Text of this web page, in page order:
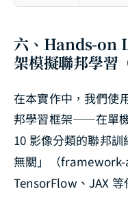
六、Hands-on
架模擬聯邦學習
在本實作中，我們使
邦學習框架——在單
10 影像分類的聯邦
無關」（
TensorFlow、JAX 等